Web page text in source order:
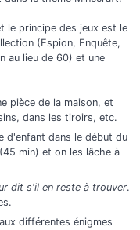
le principe des jeux est le
(Espion, Enquête,
au lieu de 60) et une
pièce de la maison, et
dans les tiroirs, etc.
d'enfant dans le début du
min) et on les lâche à
dit s'il en reste à trouver.
différentes énigmes